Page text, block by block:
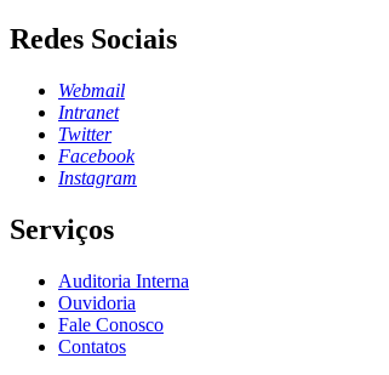
Redes Sociais
Webmail
Intranet
Twitter
Facebook
Instagram
Serviços
Auditoria Interna
Ouvidoria
Fale Conosco
Contatos